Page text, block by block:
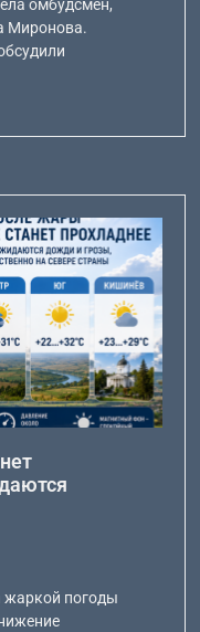
омбудсмен,
Миронова.
жаркой погоды